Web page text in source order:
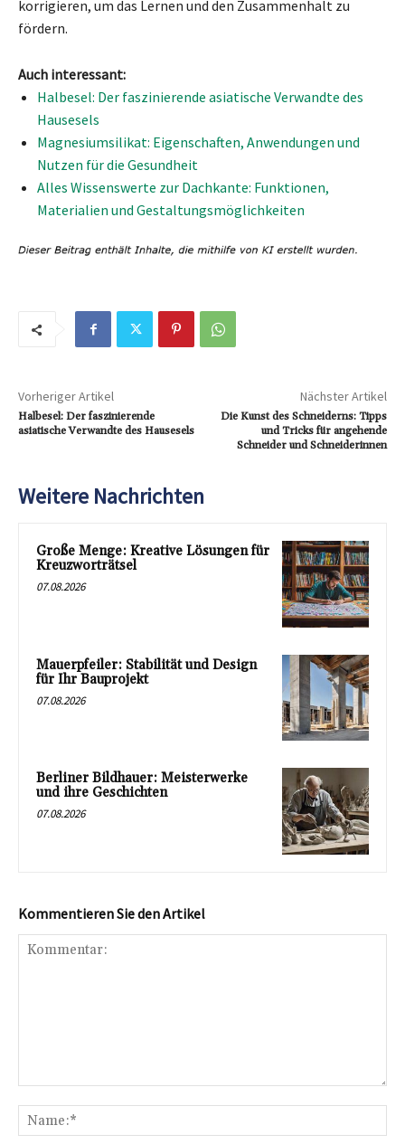
korrigieren, um das Lernen und den Zusammenhalt zu
fördern.
Auch interessant:
Halbesel: Der faszinierende asiatische Verwandte des
Hausesels
Magnesiumsilikat: Eigenschaften, Anwendungen und
Nutzen für die Gesundheit
Alles Wissenswerte zur Dachkante: Funktionen,
Materialien und Gestaltungsmöglichkeiten
Vorheriger Artikel
Halbesel: Der faszinierende
asiatische Verwandte des Hausesels
Nächster Artikel
Die Kunst des Schneiderns: Tipps
und Tricks für angehende
Schneider und Schneiderinnen
Weitere Nachrichten
Große Menge: Kreative Lösungen für
Kreuzworträtsel
07.08.2026
Mauerpfeiler: Stabilität und Design
für Ihr Bauprojekt
07.08.2026
Berliner Bildhauer: Meisterwerke
und ihre Geschichten
07.08.2026
Kommentieren Sie den Artikel